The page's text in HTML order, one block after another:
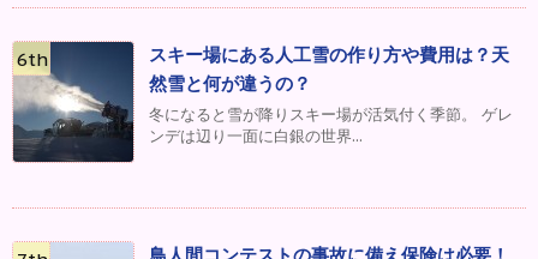
スキー場にある人工雪の作り方や費用は？天
然雪と何が違うの？
冬になると雪が降りスキー場が活気付く季節。 ゲレ
ンデは辺り一面に白銀の世界...
鳥人間コンテストの事故に備え保険は必要！